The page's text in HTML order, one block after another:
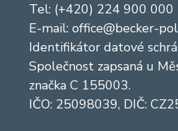
Tel: (+420) 224 900 000
E-mail:office@becker-
Identifikátor datové
Společnost zapsaná u
značka C 155003.
IČO: 25098039, DIČ: